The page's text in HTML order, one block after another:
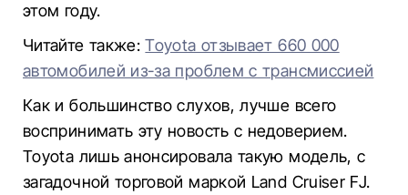
этом году.
Читайте также:Toyota отзывает 660 000
автомобилей из-за проблем с трансмиссией
Как и большинство слухов, лучше всего
воспринимать эту новость с недоверием.
Toyota лишь анонсировала такую модель, с
загадочной торговой маркой Land Cruiser FJ.